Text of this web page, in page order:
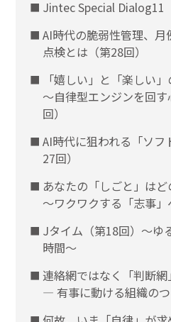
Jintec Special Dialog11
AI時代の脆弱性管理、
点検とは（第28回）
「嬉しい」と「楽しい
〜自律型エンジンを回
回）
AI時代に狙われる「ソ
27回）
あなたの「しごと」はど
〜ワクワクする「志事」
Jタイム（第18回）～ゆ
時間～
連絡網ではなく「判断網
― 有事に動ける組織のつ